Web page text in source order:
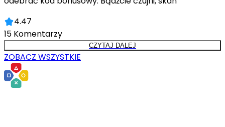
4.47
15 Komentarzy
CZYTAJ DALEJ
ZOBACZ WSZYSTKIE